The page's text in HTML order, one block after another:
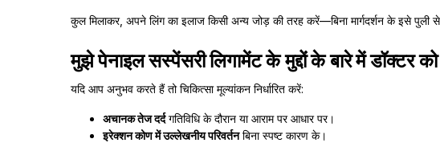
कुल मिलाकर, अपने लिंग का इलाज किसी अन्य जोड़ की तरह करें—बिना मार्गदर्शन के इसे पुली
मुझे पेनाइल सस्पेंसरी लिगामेंट के मुद्दों के बारे में डॉक्टर को
यदि आप अनुभव करते हैं तो चिकित्सा मूल्यांकन निर्धारित करें:
अचानक तेज दर्दगतिविधि के दौरान या आराम पर आधार पर।
इरेक्शन कोण में उल्लेखनीय परिवर्तनबिना स्पष्ट कारण के।